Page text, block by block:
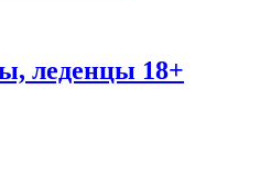
леденцы 18+